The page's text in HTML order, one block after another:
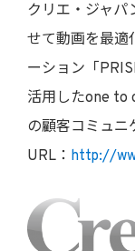
クリエ・ジャパ
せて動画を最適
ーション「
活用したone to
の顧客コミュニ
URL： http://